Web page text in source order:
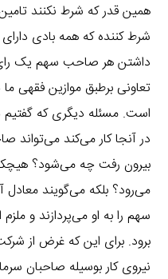
همین قدر که شرط نکنند
شرط کننده که همه بادی
داشتن هر صاحب سهم یک
تعاونی برطبق موازین فقهی
است. مسئله دیگری که
در آنجا کار می‌کند می‌تواند
بیرون رفت چه می‌شود؟
می‌رود؟ بلکه می‌گویند
سهم را به او می‌پردازند و
برود. برای این که غرض از
نیروی کار بوسیله صاحبان